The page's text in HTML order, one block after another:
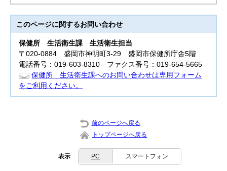
このページに関するお問い合わせ
保健所生活衛生課 生活衛生担当
〒020-0884 盛岡市神明町3-29 盛岡市保健所庁舎5階
電話番号：019-603-8310 ファクス番号：019-654-5665
保健所 生活衛生課へのお問い合わせは専用フォーム
をご利用ください。
前のページへ戻る
トップページへ戻る
表示 PC スマートフォン